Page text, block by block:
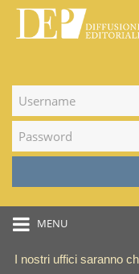
MENU
I nostri uffici saranno